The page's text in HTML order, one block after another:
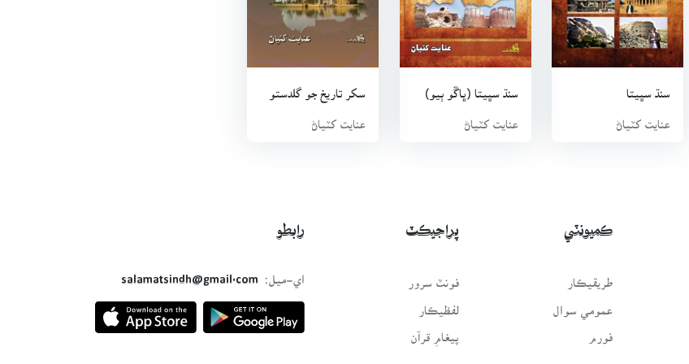
1. سنڌ سڀيتا 2017ع
2. سنڌ سڀيتا (ٻيو ڀاڱو) 2021ع
3. سکر تاريخ جو گلدستو 2023ع
سنڌ سڀيتا
عنايت کٽياڻ
سنڌ سڀيتا (ڀاڱو ٻيو)
عنايت کٽياڻ
سکر تاريخ جو گلدستو
عنايت کٽياڻ
ڪميونٽي
طريقيڪار
عمومي سوال
فورم
پراجيڪٽ
فونٽ سرور
لفظيڪار
پيغامِ قرآن
رابطو
اي-ميل:
salamatsindh@gmail.com